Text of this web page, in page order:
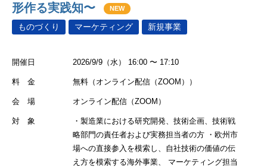
形作る実践知〜
NEW
ものづくり マーケティング 新規事業
開催日 2026/9/9（水） 16:00 〜 17:10
料 金 無料（オンライン配信（ZOOM））
会 場 オンライン配信（ZOOM）
対 象
・製造業における研究開発、技術企画、技術戦
略部門の責任者および実務担当者の方 ・欧州市
場への直接参入を模索し、自社技術の価値の伝
え方を模索する海外事業、 マーケティング担当